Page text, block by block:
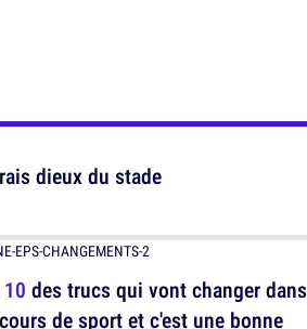
dieux du stade
des trucs qui vont changer dans
de sport et c'est une bonne